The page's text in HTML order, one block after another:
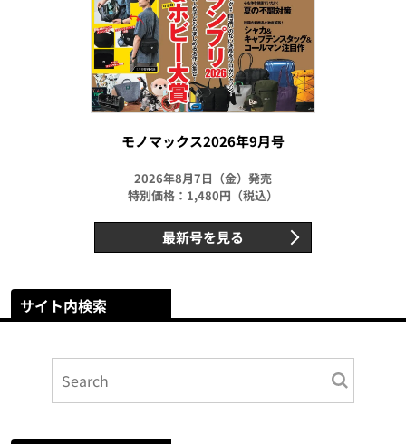
モノマックス2026年9月号
2026年8月7日（金）発売
特別価格：1,480円（税込）
最新号を見る
サイト内検索